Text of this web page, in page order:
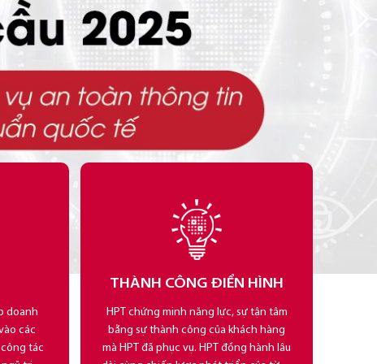
doanh
các
tác
THÀNH CÔNG ĐIỂN HÌNH
HPT chứng minh năng lực, sự tận tâm
bằng sự thành công của khách hàng
mà HPT đã phục vụ. HPT đồng hành lâu